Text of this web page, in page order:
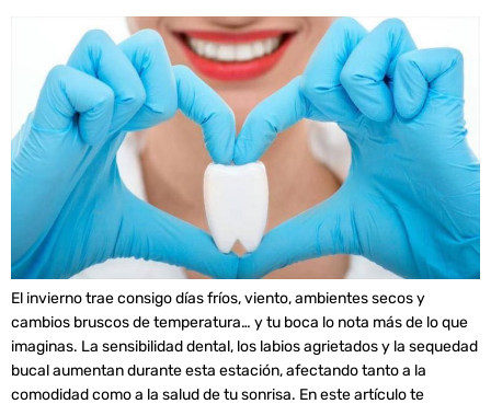
El invierno trae consigo días fríos, viento, ambientes secos y
cambios bruscos de temperatura… y tu boca lo nota más de lo que
imaginas. La sensibilidad dental, los labios agrietados y la sequedad
bucal aumentan durante esta estación, afectando tanto a la
comodidad como a la salud de tu sonrisa. En este artículo te